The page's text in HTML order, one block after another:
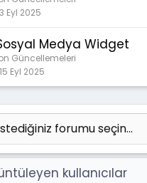
3 Eyl 2025
Medya Widget
Güncellemeleri
15 Eyl 2025
kullanıcılar